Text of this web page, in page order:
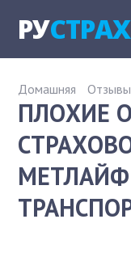
РУ
Домашняя Отзывы
ПЛОХИЕ